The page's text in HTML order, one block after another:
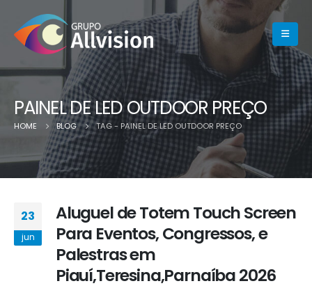
PAINEL DE LED OUTDOOR PREÇO
HOME BLOG TAG - PAINEL DE LED OUTDOOR PREÇO
23
jun
Aluguel de Totem Touch Screen
Para Eventos, Congressos, e
Palestras em
Piauí,Teresina,Parnaíba 2026